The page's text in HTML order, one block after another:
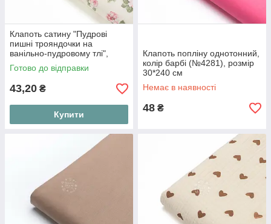
Клапоть сатину "Пудрові
пишні трояндочки на
ванільно-пудровому тлі",
№5969с, розмір 48*80 см
Готово до відправки
43,20 ₴
Купити
Клапоть попліну однотонний,
колір барбі (№4281), розмір
30*240 см
Немає в наявності
48 ₴